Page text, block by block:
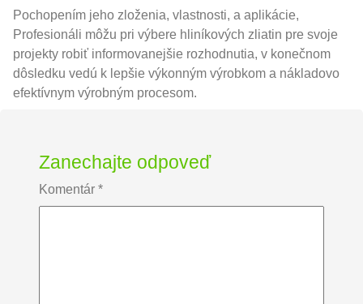
Pochopením jeho zloženia, vlastnosti, a aplikácie,
Profesionáli môžu pri výbere hliníkových zliatin pre svoje
projekty robiť informovanejšie rozhodnutia, v konečnom
dôsledku vedú k lepšie výkonným výrobkom a nákladovo
efektívnym výrobným procesom.
Zanechajte odpoveď
Komentár *